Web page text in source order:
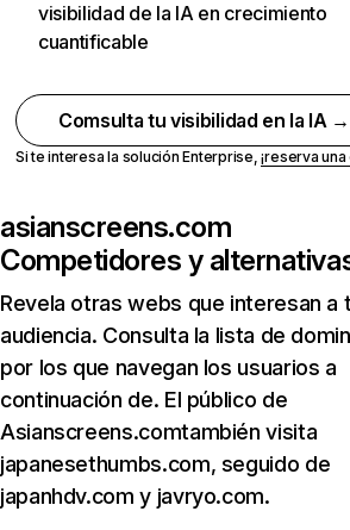
visibilidad de la IA en crecimiento
cuantificable
Comsulta tu visibilidad en la IA →
Si te interesa la solución Enterprise,¡reserva
asianscreens.com
Competidores y
Revela otras webs que interesan a
audiencia. Consulta la lista de
por los que navegan los usuarios a
continuación de. El público de
Asianscreens.comtambién visita
japanesethumbs.com, seguido de
japanhdv.com y javryo.com.